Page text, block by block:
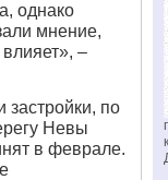
однако
мнение,
–
застройки, по
Невы
в феврале.